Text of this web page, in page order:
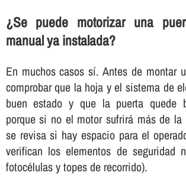
¿Se puede motorizar una
manual ya instalada?
En muchos casos sí. Antes de montar
comprobar que la hoja y el sistema de
buen estado y que la puerta quede
porque si no el motor sufrirá más de la
se revisa si hay espacio para el
verifican los elementos de seguridad
fotocélulas y topes de recorrido).